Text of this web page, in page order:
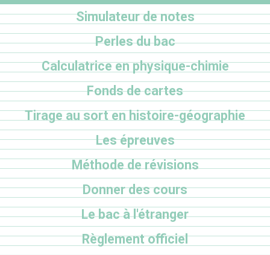
Simulateur de notes
Perles du bac
Calculatrice en physique-chimie
Fonds de cartes
Tirage au sort en histoire-géographie
Les épreuves
Méthode de révisions
Donner des cours
Le bac à l'étranger
Règlement officiel